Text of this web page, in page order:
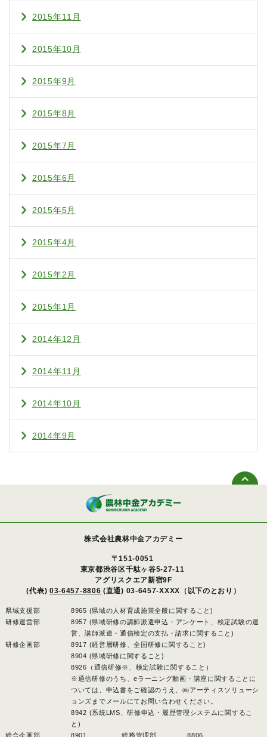
2015年11月
2015年10月
2015年9月
2015年8月
2015年7月
2015年6月
2015年5月
2015年4月
2015年2月
2015年1月
2014年12月
2014年11月
2014年10月
2014年9月
株式会社農林中金アカデミー
〒151-0051
東京都渋谷区千駄ヶ谷5-27-11
アグリスクエア新宿9F
(代表) 03-6457-8806 (直通) 03-6457-XXXX（以下のとおり）
県域支援部
8965 (県域の人材育成施策全般に関すること)
研修運営部
8957 (県域研修の講師派遣申込・アンケート、検定試験の運
営、講師派遣・通信検定の支払・請求に関すること)
研修企画部
8917 (経営層研修、全国研修に関すること)
8904 (県域研修に関すること)
8926（通信研修※、検定試験に関すること）
※通信研修のうち、eラーニング動画・講座に関することに
ついては、申込書をご確認のうえ、㈱アーティスソリューシ
ョンズまでメールにてお問い合わせください。
8942 (系統LMS、研修申込・履歴管理システムに関するこ
と)
総合企画部
8901 、総務管理部 8806